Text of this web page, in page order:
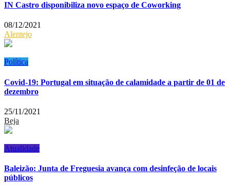
IN Castro disponibiliza novo espaço de Coworking
08/12/2021
Alentejo
Política
Covid-19: Portugal em situação de calamidade a partir de 01 de
dezembro
25/11/2021
Beja
Atualidade
Baleizão: Junta de Freguesia avança com desinfeção de locais
públicos